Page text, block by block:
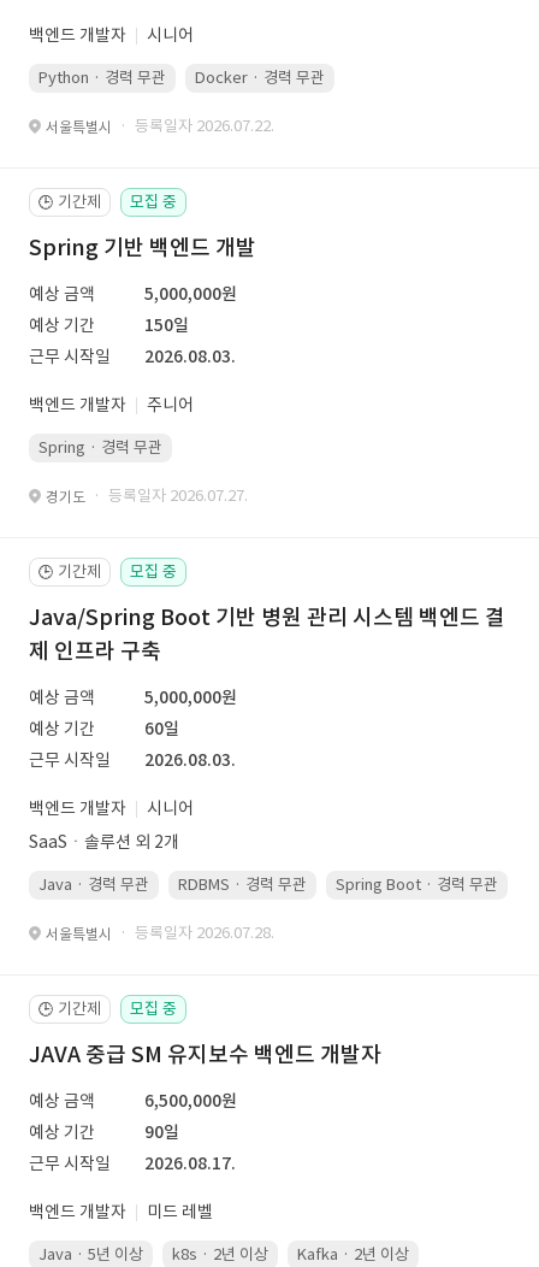
백엔드 개발자 시니어
Python · 경력 무관 Docker · 경력 무관
서울특별시 · 등록일자 2026.07.22.
🕒 기간제 모집 중
Spring 기반 백엔드 개발
예상 금액
5,000,000원
예상 기간
150일
근무 시작일
2026.08.03.
백엔드 개발자 주니어
Spring · 경력 무관
경기도 · 등록일자 2026.07.27.
🕒 기간제 모집 중
Java/Spring Boot 기반 병원 관리 시스템 백엔드 결
제 인프라 구축
예상 금액
5,000,000원
예상 기간
60일
근무 시작일
2026.08.03.
백엔드 개발자
시니어
SaaSㆍ솔루션 외 2개
Java · 경력 무관 RDBMS · 경력 무관 Spring Boot · 경력 무관
서울특별시 · 등록일자 2026.07.28.
🕒 기간제 모집 중
JAVA 중급 SM 유지보수 백엔드 개발자
예상 금액
6,500,000원
예상 기간
90일
근무 시작일
2026.08.17.
백엔드 개발자 미드 레벨
Java · 5년 이상 k8s · 2년 이상 Kafka · 2년 이상